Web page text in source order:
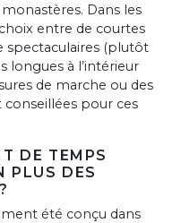
Dans les
entre de courtes
spectaculaires (plutôt
longues à l’intérieur
de marche ou des
pour ces
DE TEMPS
PLUS DES
été conçu dans